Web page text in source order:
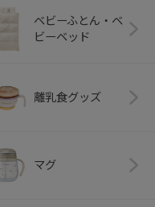
ベビーふとん・ベ
ビーベッド
離乳食グッズ
マグ